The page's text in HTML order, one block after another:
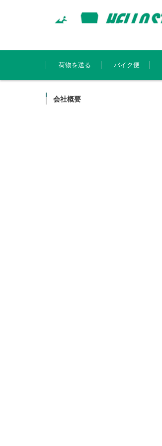
コンテンツに移動
荷物を送る
バイク便
会社概要